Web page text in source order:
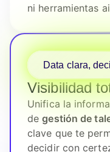
ni herramientas
Data clara,
Visibilidad
Unifica la
degestión de
clave que te
decidir con